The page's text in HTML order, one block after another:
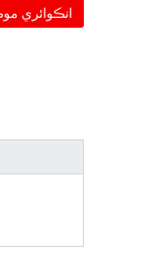
انڪوائري